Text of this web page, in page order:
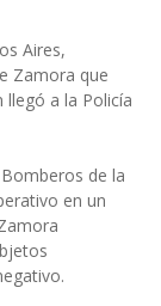
Aires,
Zamora que
a la Policía
de la
en un